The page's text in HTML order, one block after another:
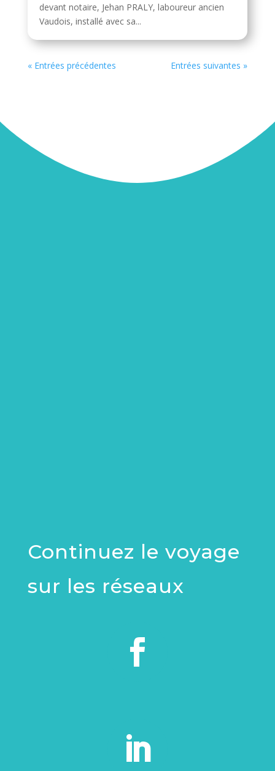
devant notaire, Jehan PRALY, laboureur ancien
Vaudois, installé avec sa...
« Entrées précédentes Entrées suivantes »
Continuez le voyage
sur les réseaux

